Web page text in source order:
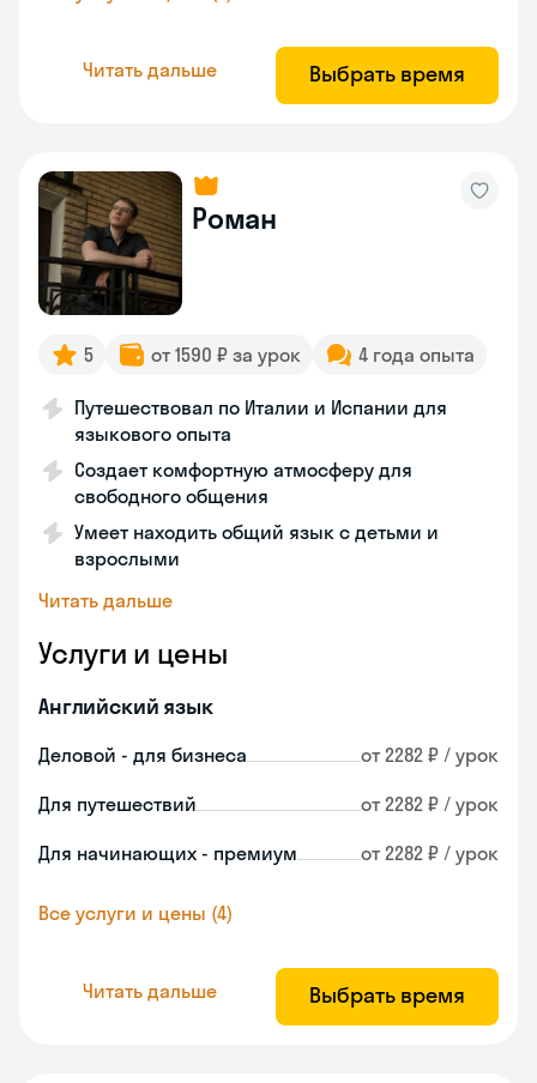
Читать дальше Выбрать время
Роман
5 от 1590 ₽ за урок 4 года опыта
Путешествовал по Италии и Испании для
языкового опыта
Создает комфортную атмосферу для
свободного общения
Умеет находить общий язык с детьми и
взрослыми
Читать дальше
Услуги и цены
Английский язык
Деловой - для бизнеса от 2282 ₽ / урок
Для путешествий от 2282 ₽ / урок
Для начинающих - премиум от 2282 ₽ / урок
Все услуги и цены (4)
Читать дальше Выбрать время